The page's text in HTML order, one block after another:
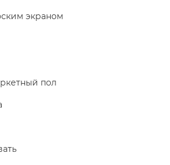
экраном
пол